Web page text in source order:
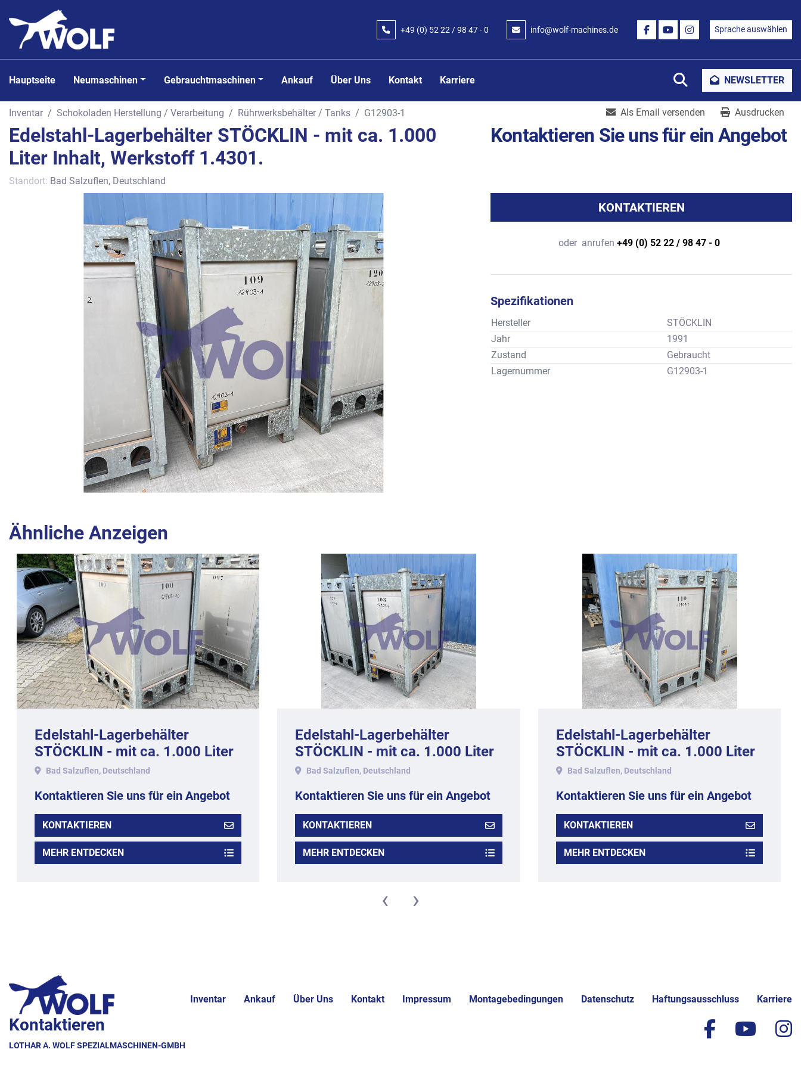
+49 (0) 52 22 / 98 47 - 0 info@wolf-machines.de
FACEBOOK
YOUTUBEINSTAGRAM
Sprache auswählen
Hauptseite Neumaschinen Gebrauchtmaschinen Ankauf Über Uns Kontakt Karriere SucheNEWSLETTER
Inventar Schokoladen Herstellung / Verarbeitung Rührwerksbehälter / Tanks G12903-1 Als Email versenden Ausdrucken
Edelstahl-Lagerbehälter STÖCKLIN - mit ca. 1.000
Liter Inhalt, Werkstoff 1.4301.
Standort: Bad Salzuflen, Deutschland
Kontaktieren Sie uns für ein Angebot
KONTAKTIEREN
oder anrufen +49 (0) 52 22 / 98 47 - 0
Spezifikationen
Hersteller
STÖCKLIN
Jahr
1991
Zustand
Gebraucht
Lagernummer
G12903-1
Ähnliche Anzeigen
Edelstahl-Lagerbehälter
STÖCKLIN - mit ca. 1.000 Liter
Inhalt, Werkstoff 1.4301.
Bad Salzuflen, Deutschland
Kontaktieren Sie uns für ein Angebot
KONTAKTIEREN
MEHR ENTDECKEN
Edelstahl-Lagerbehälter
STÖCKLIN - mit ca. 1.000 Liter
Inhalt, Werkstoff 1.4301.
Bad Salzuflen, Deutschland
Kontaktieren Sie uns für ein Angebot
KONTAKTIEREN
MEHR ENTDECKEN
Edelstahl-Lagerbehälter
STÖCKLIN - mit ca. 1.000 Liter
Inhalt, Werkstoff 1.4301.
Bad Salzuflen, Deutschland
Kontaktieren Sie uns für ein Angebot
KONTAKTIEREN
MEHR ENTDECKEN
‹ ›
Inventar Ankauf Über Uns Kontakt Impressum Montagebedingungen Datenschutz Haftungsausschluss Karriere
Kontaktieren
LOTHAR A. WOLF SPEZIALMASCHINEN-GMBH
facebook